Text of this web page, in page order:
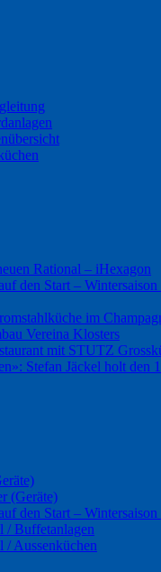
Rational – iHexagon
den Start – Wintersaison
im
Vereina Klosters
mit STUTZ
Stefan Jäckel holt den
(Geräte)
den Start – Wintersaison
/ Buffetanlagen
/ Aussenküchen